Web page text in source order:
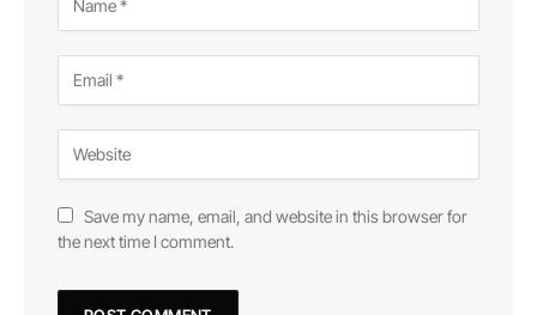
Save my name, email, and website in this browser for
the next time I comment.